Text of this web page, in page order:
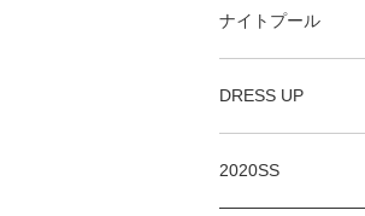
ナイトプール
DRESS UP
2020SS